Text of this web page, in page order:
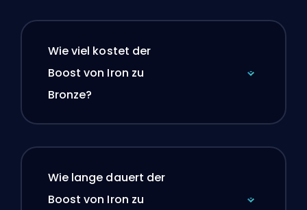
Wie viel kostet der
Boost von Iron zu
Bronze?
Wie lange dauert der
Boost von Iron zu